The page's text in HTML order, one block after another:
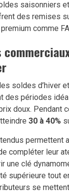
saisonniers
des remises
comme
soldes d’hiver
des périodes
doux. Pendant
30 à 40%
permettent
compléter leur
une clé
supérieure tout
se